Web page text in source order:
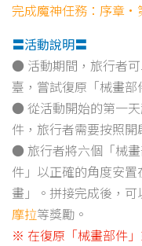
完成魔神任務：序章·
〓活動說明〓
● 活動期間，旅行者
臺，嘗試復原「械畫部
● 從活動開始的第一
件，旅行者需要按照
● 旅行者將六個「械
件」以正確的角度安
畫」。拼接完成後，可
摩拉等獎勵。
※ 在復原「械畫部件